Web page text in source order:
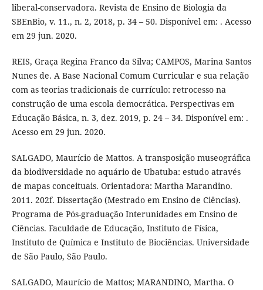
liberal-conservadora. Revista de Ensino de Biologia da
SBEnBio, v. 11., n. 2, 2018, p. 34 – 50. Disponível em: . Acesso
em 29 jun. 2020.
REIS, Graça Regina Franco da Silva; CAMPOS, Marina Santos
Nunes de. A Base Nacional Comum Curricular e sua relação
com as teorias tradicionais de currículo: retrocesso na
construção de uma escola democrática. Perspectivas em
Educação Básica, n. 3, dez. 2019, p. 24 – 34. Disponível em: .
Acesso em 29 jun. 2020.
SALGADO, Maurício de Mattos. A transposição museográfica
da biodiversidade no aquário de Ubatuba: estudo através
de mapas conceituais. Orientadora: Martha Marandino.
2011. 202f. Dissertação (Mestrado em Ensino de Ciências).
Programa de Pós-graduação Interunidades em Ensino de
Ciências. Faculdade de Educação, Instituto de Física,
Instituto de Química e Instituto de Biociências. Universidade
de São Paulo, São Paulo.
SALGADO, Maurício de Mattos; MARANDINO, Martha. O